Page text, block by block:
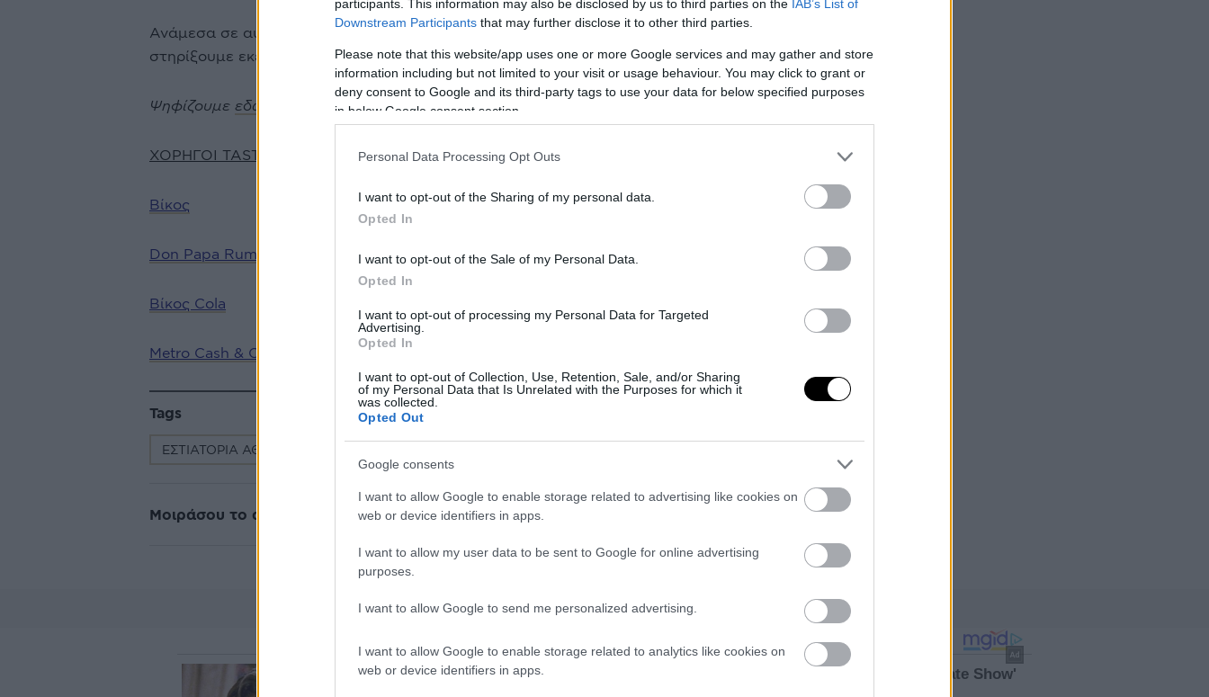
participants. This information may also be disclosed by us to third parties on the IAB’s List of
Downstream Participants that may further disclose it to other third parties.
Please note that this website/app uses one or more Google services and may gather and store
information including but not limited to your visit or usage behaviour. You may click to grant or
deny consent to Google and its third-party tags to use your data for below specified purposes
in below Google consent section.
Personal Data Processing Opt Outs
I want to opt-out of the Sharing of my personal data.
Opted In
I want to opt-out of the Sale of my Personal Data.
Opted In
I want to opt-out of processing my Personal Data for Targeted
Advertising.
Opted In
I want to opt-out of Collection, Use, Retention, Sale, and/or Sharing
of my Personal Data that Is Unrelated with the Purposes for which it
was collected.
Opted Out
Google consents
I want to allow Google to enable storage related to advertising like cookies on
web or device identifiers in apps.
I want to allow my user data to be sent to Google for online advertising
purposes.
I want to allow Google to send me personalized advertising.
I want to allow Google to enable storage related to analytics like cookies on
web or device identifiers in apps.
Ανάμεσα σε αυτά καλούμαστε να ψηφίσουμε στα Tasty Awards 23 και να
στηρίξουμε εκείνο που μας έχει κερδίσει περισσότερο!
Ψηφίζουμε εδώ!
ΧΟΡΗΓΟΙ TASTY AWARDS 23
Βίκος
Don Papa Rum
Βίκος Cola
Metro Cash & Carry
Tags
ΕΣΤΙΑΤΟΡΙΑ ΑΘΗΝΑ
Μοιράσου το άρθρο